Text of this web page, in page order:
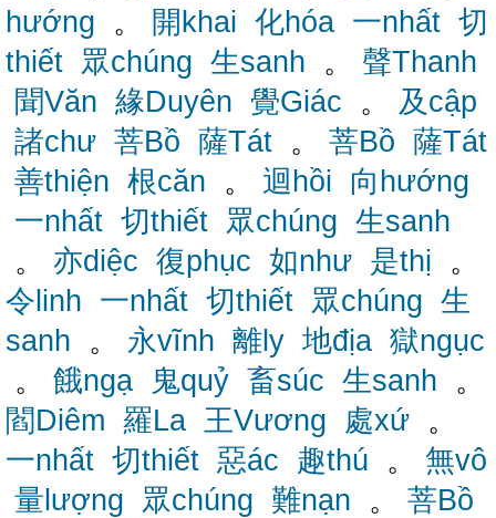
hướng 。 開khai 化hóa 一nhất 切
thiết 眾chúng 生sanh 。 聲Thanh
聞Văn 緣Duyên 覺Giác 。 及cập
諸chư 菩Bồ 薩Tát 。 菩Bồ 薩Tát
善thiện 根căn 。 迴hồi
向hướng
一nhất 切thiết 眾chúng 生sanh
。 亦diệc 復phục 如như 是thị 。
令linh 一nhất 切thiết 眾chúng 生
sanh 。 永vĩnh 離ly 地địa 獄ngục
。 餓ngạ 鬼quỷ 畜súc 生sanh 。
閻Diêm 羅La 王Vương 處xứ 。
一nhất 切thiết 惡ác 趣thú 。 無vô
量lượng 眾chúng 難nạn 。 菩Bồ